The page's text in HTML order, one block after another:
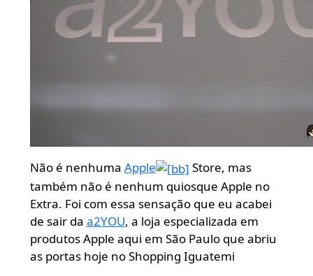
Não é nenhuma Apple
Store, mas
também não é nenhum quiosque Apple no
Extra. Foi com essa sensação que eu acabei
de sair da a2YOU, a loja especializada em
produtos Apple aqui em São Paulo que abriu
as portas hoje no Shopping Iguatemi